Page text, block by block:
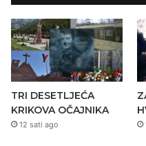
TRI DESETLJEĆA
KRIKOVA OČAJNIKA
12 sati ago